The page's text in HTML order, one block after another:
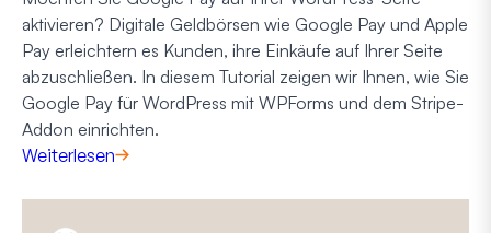
aktivieren? Digitale Geldbörsen wie Google Pay und Apple
Pay erleichtern es Kunden, ihre Einkäufe auf Ihrer Seite
abzuschließen. In diesem Tutorial zeigen wir Ihnen, wie Sie
Google Pay für WordPress mit WPForms und dem Stripe-
Addon einrichten.
Weiterlesen